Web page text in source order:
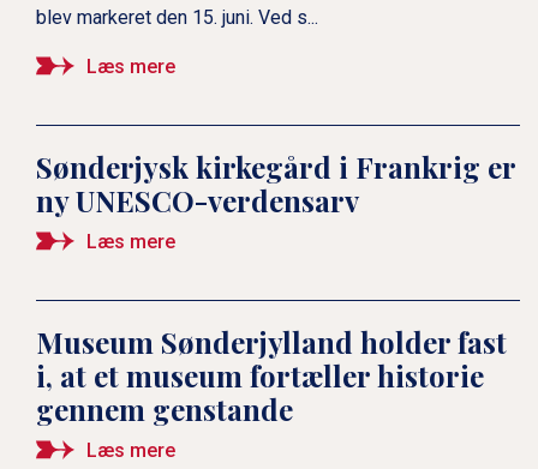
blev markeret den 15. juni. Ved s...
Læs mere
Sønderjysk kirkegård i Frankrig er
ny UNESCO-verdensarv
Læs mere
Museum Sønderjylland holder fast
i, at et museum fortæller historie
gennem genstande
Læs mere